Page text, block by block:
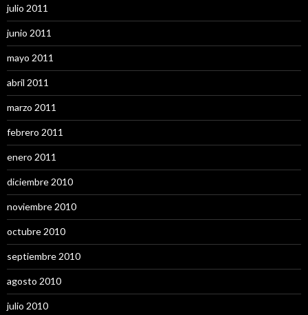
julio 2011
junio 2011
mayo 2011
abril 2011
marzo 2011
febrero 2011
enero 2011
diciembre 2010
noviembre 2010
octubre 2010
septiembre 2010
agosto 2010
julio 2010